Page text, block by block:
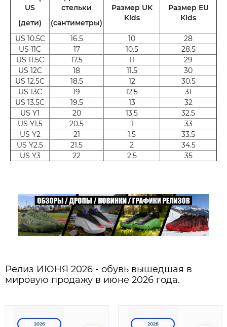
US
(дети)
стельки
(сантиметры)
Размер UK
Kids
Размер EU
Kids
US 10.5C 16.5 10
28
US 11C
17 10.5
28.5
US 11.5C
17.5 11
29
US 12C
18 11.5
30
US 12.5C
18.5 12
30.5
US 13C
19 12.5
31
US 13.5C
19.5 13
32
US Y1
20 13.5
32.5
US Y1.5
20.5 1
33
US Y2
21 1.5
33.5
US Y2.5
21.5 2
34.5
US Y3
22 2.5 35
Релиз ИЮНЯ 2026 - обувь вышедшая в
мировую продажу в июне 2026 года.
2026 2026